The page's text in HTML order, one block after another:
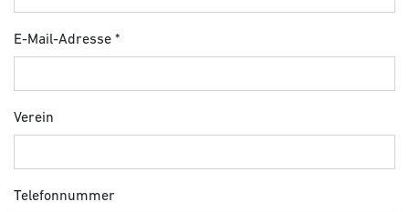
E-Mail-Adresse
Verein
Telefonnummer